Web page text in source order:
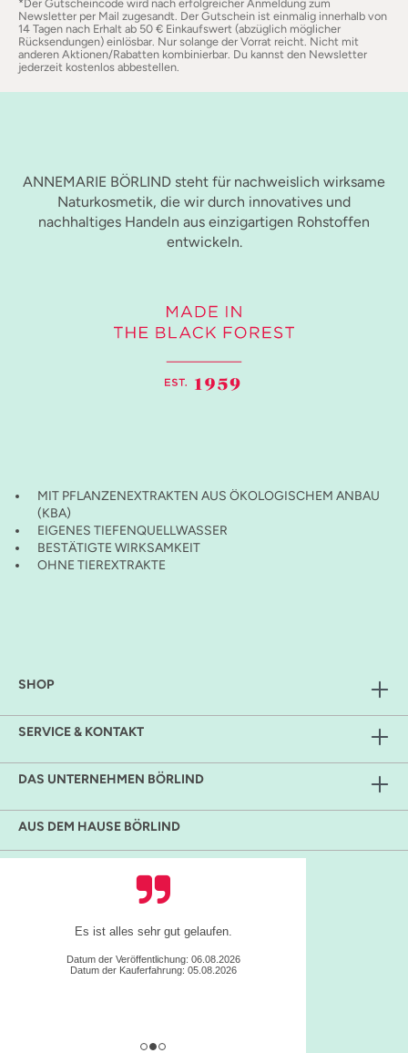
*Der Gutscheincode wird nach erfolgreicher Anmeldung zum
Newsletter per Mail zugesandt. Der Gutschein ist einmalig innerhalb von
14 Tagen nach Erhalt ab 50 € Einkaufswert (abzüglich möglicher
Rücksendungen) einlösbar. Nur solange der Vorrat reicht. Nicht mit
anderen Aktionen/Rabatten kombinierbar. Du kannst den Newsletter
jederzeit kostenlos abbestellen.
ANNEMARIE BÖRLIND steht für nachweislich wirksame
Naturkosmetik, die wir durch innovatives und
nachhaltiges Handeln aus einzigartigen Rohstoffen
entwickeln.
MIT PFLANZENEXTRAKTEN AUS ÖKOLOGISCHEM ANBAU
(KBA)
EIGENES TIEFENQUELLWASSER
BESTÄTIGTE WIRKSAMKEIT
OHNE TIEREXTRAKTE
SHOP
SERVICE & KONTAKT
DAS UNTERNEHMEN BÖRLIND
AUS DEM HAUSE BÖRLIND
Es ist alles sehr gut gelaufen.
Datum der Veröffentlichung: 06.08.2026
Datum der Kauferfahrung: 05.08.2026